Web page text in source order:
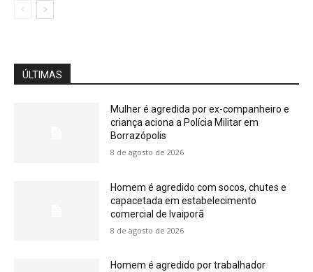
ÚLTIMAS
Mulher é agredida por ex-companheiro e
criança aciona a Polícia Militar em
Borrazópolis
8 de agosto de 2026
Homem é agredido com socos, chutes e
capacetada em estabelecimento
comercial de Ivaiporã
8 de agosto de 2026
Homem é agredido por trabalhador